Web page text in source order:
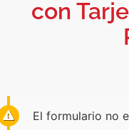
con
El formulario no